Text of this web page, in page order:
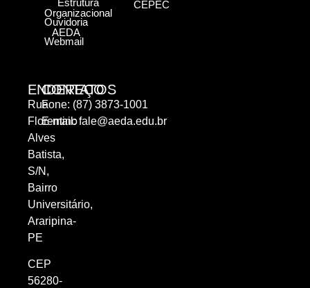
ENDEREÇO
Rua
Florentino
Alves
Batista,
S/N,
Bairro
Universitário,
Araripina-
PE
CEP
56280-
CONTATOS
Fone: (87) 3873-1001
E-mail:fale@aeda.edu.br
Estrutura
Organizacional
Ouvidoria
AEDA
Webmail
CEPEC